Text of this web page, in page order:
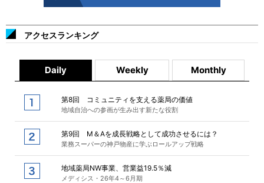
アクセスランキング
Daily Weekly Monthly
第8回 コミュニティを支える薬局の価値
地域自治への参画が生み出す新たな役割
第9回 M＆Aを成長戦略として成功させるには？
業務スーパーの神戸物産に学ぶロールアップ戦略
地域薬局NW事業、営業益19.5％減
メディシス・26年4～6月期